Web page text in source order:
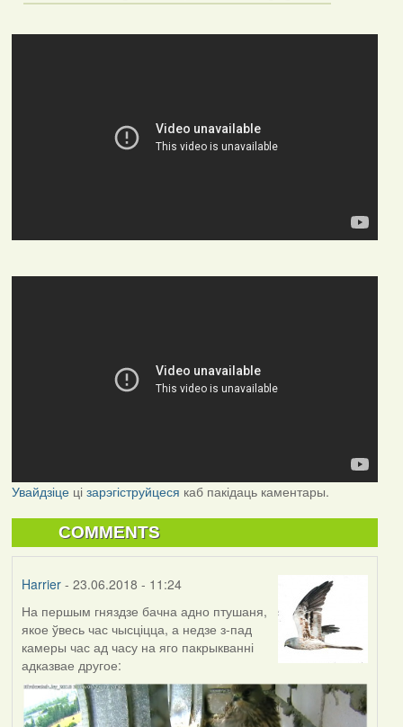
Увайдзіцеці зарэгіструйцеся каб пакідаць каментары.
COMMENTS
Harrier- 23.06.2018 - 11:24
На першым гняздзе бачна адно птушаня,
якое ўвесь час чысціцца, а недзе з-пад
камеры час ад часу на яго пакрыкванні
адказвае другое: